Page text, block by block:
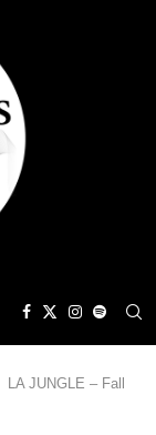
LA JUNGLE – Fall